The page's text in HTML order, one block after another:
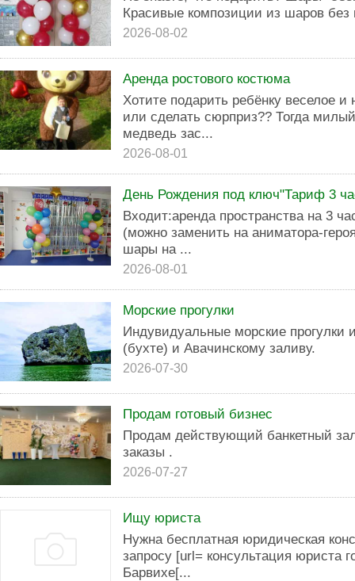
Красивые композиции из шаров без
2026-08-02
Аренда ростового костюма
Хотите подарить ребёнку веселое
или сделать сюрприз?? Тогда
медведь зас...
2026-08-01
День Рождения под ключ"Тариф 3
Входит:аренда пространства на 3
(можно заменить на аниматора-
шары на ...
2026-08-01
Морские прогулки
Индувидуальные морские прогулки
(бухте) и Авачинскому заливу.
2026-07-30
Продам готовый бизнес
Продам действующий банкетный
заказы .
2026-07-27
Ищу юриста
Нужна бесплатная юридическая
запросу [url= консультация юриста
Барвихе[...